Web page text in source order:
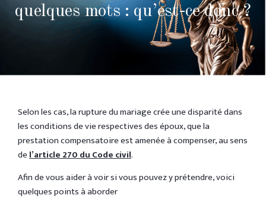
quelques mots : qu’est-ce donc ?
Selon les cas, la rupture du mariage crée une disparité dans
les conditions de vie respectives des époux, que la
prestation compensatoire est amenée à compenser, au sens
del’article 270 du Code civil.
Afin de vous aider à voir si vous pouvez y prétendre, voici
quelques points à aborder